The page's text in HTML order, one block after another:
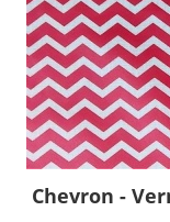
Chevron -